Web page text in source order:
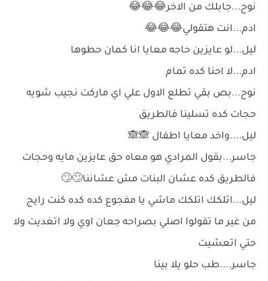
نوح...جابلك من الاخر😂😂😂
ادم...انت هتقولي😂😂😂
ليل...لو عايزين حاجه معايا انا كمان حطوها
ادم...لا احنا كده تمام
نوح...بص بقي تطلع الاول علي اي ماركت نجيب شويه
حجات كده تسلينا فالطريق
ليل....واخد معايا اطفال 🙈🙈
جاسر...بقول المرادي هو معاه حق عايزين مايه وحجات
فالطريق كده عشان البنات مش عشاننا🙄🙄
ليل...اتلكك اتلكك ماشي يا مفجوع كده كده كنت رايح
من غير ما تقولوا اصلي بصراحه جعان اوي ولا اتغديت ولا
حتي اتعشيت
جاسر....طب حلو يلا بينا